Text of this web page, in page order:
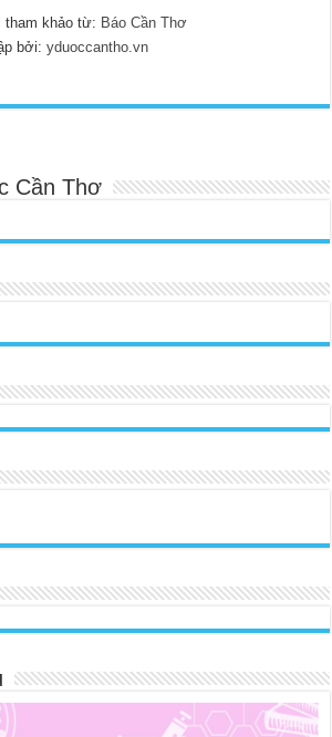
tham khảo từ: Báo Cần Thơ
bởi:yduoccantho.vn
Cần Thơ